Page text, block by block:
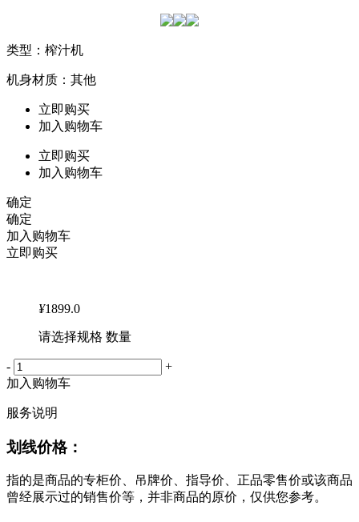
类型：榨汁机
机身材质：其他
立即购买
加入购物车
立即购买
加入购物车
确定
确定
加入购物车
立即购买
¥1899.0
请选择规格 数量
-
+
加入购物车
服务说明
划线价格：
指的是商品的专柜价、吊牌价、指导价、正品零售价或该商品
曾经展示过的销售价等，并非商品的原价，仅供您参考。